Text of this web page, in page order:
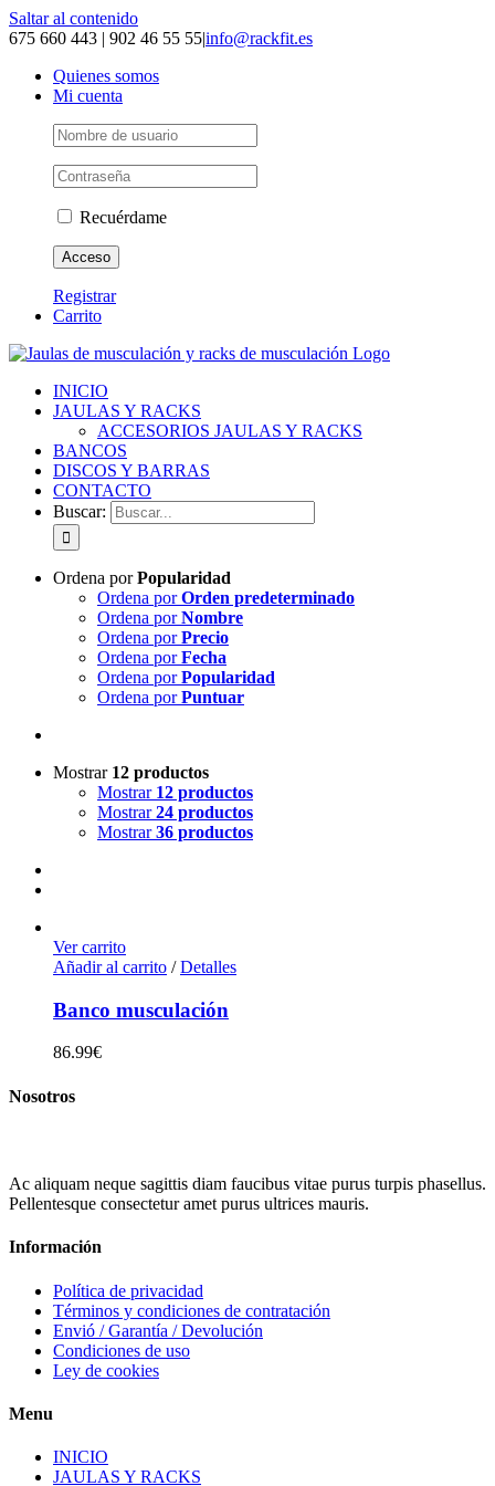
Saltar al contenido
675 660 443 | 902 46 55 55|info@rackfit.es
Quienes somos
Mi cuenta
Recuérdame
Registrar
Carrito
INICIO
JAULAS Y RACKS
ACCESORIOS JAULAS Y RACKS
BANCOS
DISCOS Y BARRAS
CONTACTO
Buscar:
Ordena porPopularidad
Ordena porOrden predeterminado
Ordena porNombre
Ordena porPrecio
Ordena porFecha
Ordena porPopularidad
Ordena porPuntuar
Mostrar 12 productos
Mostrar 12 productos
Mostrar24 productos
Mostrar36 productos
Ver carrito
Añadir al carrito / Detalles
Banco musculación
86.99€
Nosotros
Ac aliquam neque sagittis diam faucibus vitae purus turpis phasellus.
Pellentesque consectetur amet purus ultrices mauris.
Información
Política de privacidad
Términos y condiciones de contratación
Envió / Garantía / Devolución
Condiciones de uso
Ley de cookies
Menu
INICIO
JAULAS Y RACKS